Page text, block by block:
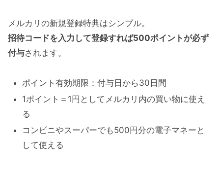
まとめ｜得して始めたいなら忘れずにコード
を入力
メルカリの新規登録特典はシンプル。
招待コードを入力して登録すれば500ポイントが必ず
付与されます。
ポイント有効期限：付与日から30日間
1ポイント＝1円としてメルカリ内の買い物に使え
る
コンビニやスーパーでも500円分の電子マネーと
して使える